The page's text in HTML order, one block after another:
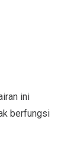
ini
berfungsi